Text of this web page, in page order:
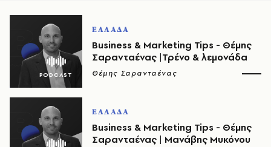
ΕΛΛΑΔΑ
Business & Marketing Tips - Θέμης
Σαρανταένας |Τρένο & λεμονάδα
Θέμης Σαρανταένας
ΕΛΛΑΔΑ
Business & Marketing Tips - Θέμης
Σαρανταένας | Μανάβης Μυκόνου